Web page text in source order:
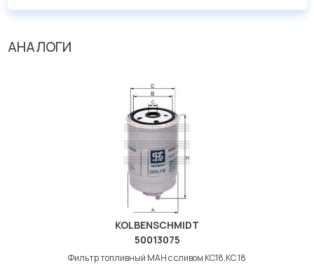
АНАЛОГИ
KOLBENSCHMIDT
50013075
Фильтр топливный МАН с сливом KC18,KC 18